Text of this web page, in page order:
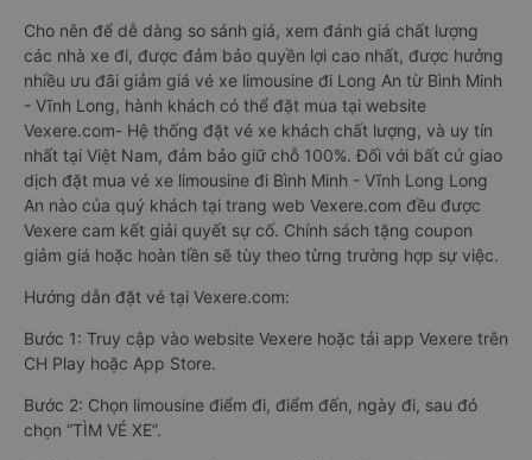
Cho nên để dễ dàng so sánh giá, xem đánh giá chất lượng
các nhà xe đi, được đảm bảo quyền lợi cao nhất, được hưởng
nhiều ưu đãi giảm giá vé xe limousine đi Long An từ Bình Minh
- Vĩnh Long, hành khách có thể đặt mua tại website
Vexere.com- Hệ thống đặt vé xe khách chất lượng, và uy tín
nhất tại Việt Nam, đảm bảo giữ chỗ 100%. Đối với bất cứ giao
dịch đặt mua vé xe limousine đi Bình Minh - Vĩnh Long Long
An nào của quý khách tại trang web Vexere.com đều được
Vexere cam kết giải quyết sự cố. Chính sách tặng coupon
giảm giá hoặc hoàn tiền sẽ tùy theo từng trường hợp sự việc.
Hướng dẫn đặt vé tại Vexere.com:
Bước 1: Truy cập vào website Vexere hoặc tải app Vexere trên
CH Play hoặc App Store.
Bước 2: Chọn limousine điểm đi, điểm đến, ngày đi, sau đó
chọn “TÌM VÉ XE”.